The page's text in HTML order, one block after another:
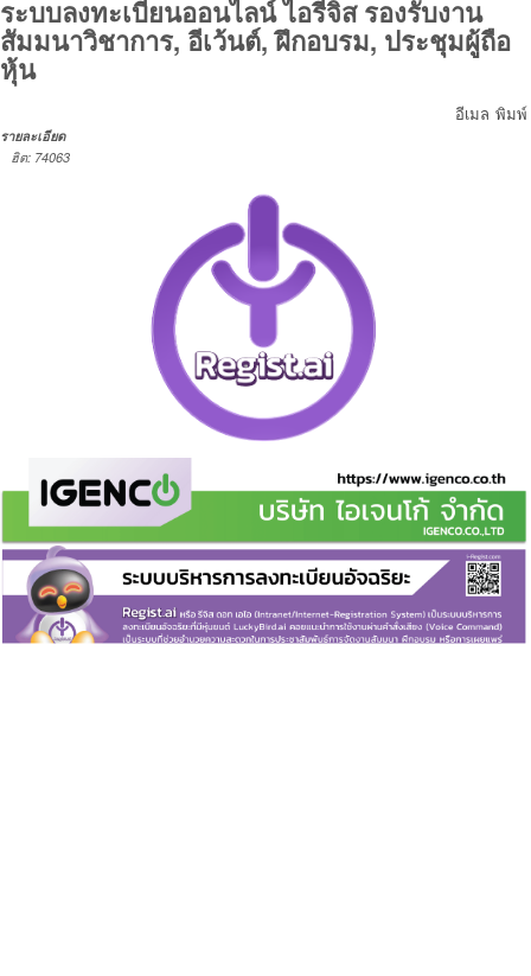
ระบบลงทะเบียนออนไลน์ ไอรีจิส รองรับงาน
สัมมนาวิชาการ, อีเว้นต์, ฝึกอบรม, ประชุมผู้ถือ
หุ้น
พิมพ์
อีเมล
รายละเอียด
ฮิต: 74063